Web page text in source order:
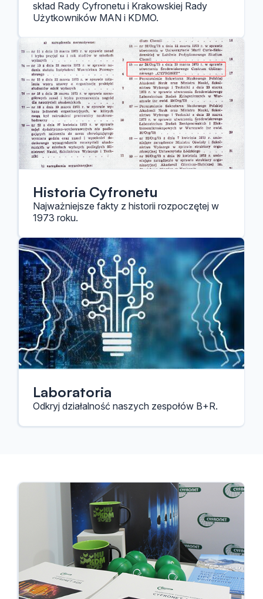
skład Rady Cyfronetu i Krakowskiej Rady
Użytkowników MAN i KDMO.
Historia Cyfronetu
Najważniejsze fakty z historii rozpoczętej w
1973 roku.
Laboratoria
Odkryj działalność naszych zespołów B+R.